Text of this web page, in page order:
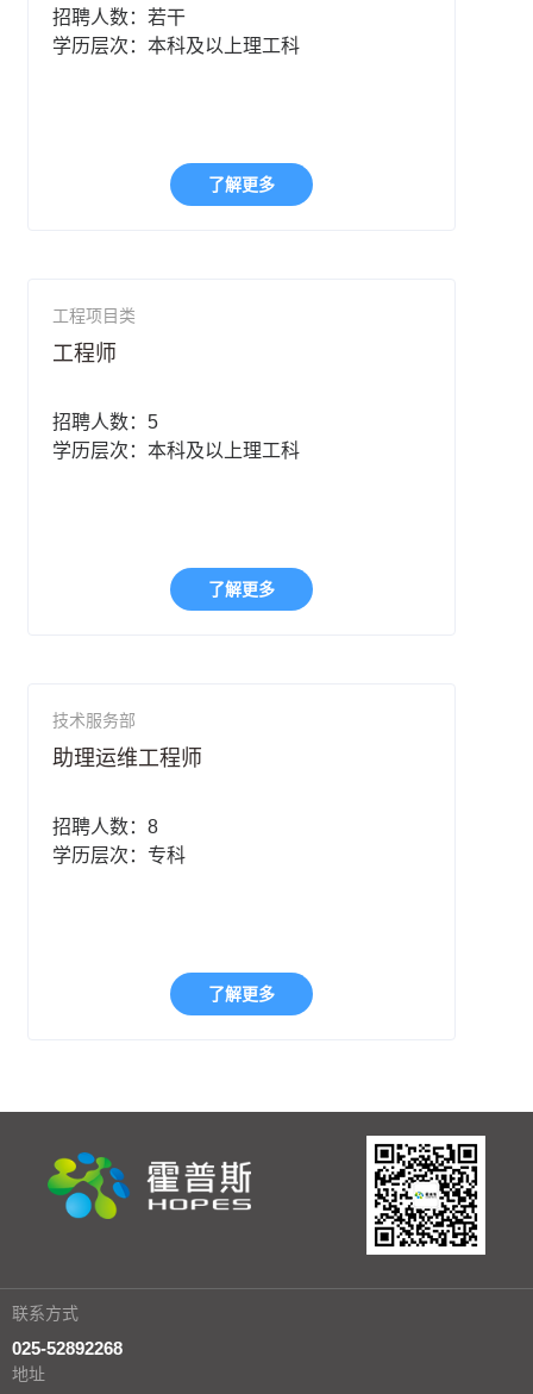
招聘人数：若干
学历层次：本科及以上理工科
了解更多
工程项目类
工程师
招聘人数：5
学历层次：本科及以上理工科
了解更多
技术服务部
助理运维工程师
招聘人数：8
学历层次：专科
了解更多
联系方式
025-52892268
地址